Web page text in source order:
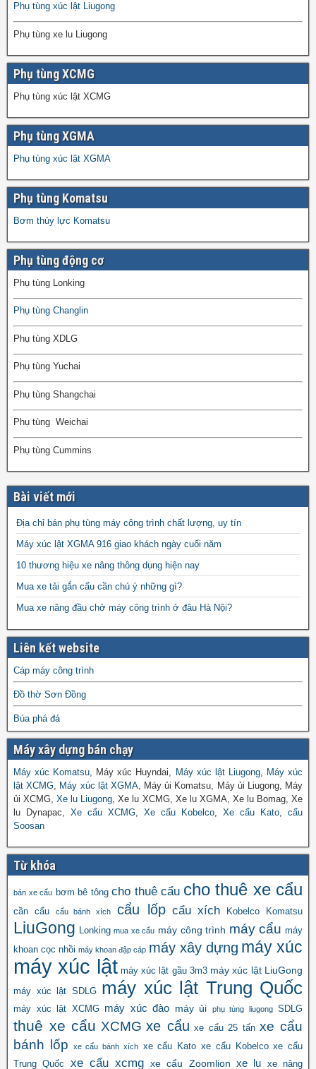
Phụ tùng xúc lật Liugong
Phụ tùng xe lu Liugong
Phụ tùng XCMG
Phụ tùng xúc lật XCMG
Phụ tùng XGMA
Phụ tùng xúc lật XGMA
Phụ tùng Komatsu
Bơm thủy lực Komatsu
Phụ tùng động cơ
Phụ tùng Lonking
Phụ tùng Changlin
Phụ tùng XDLG
Phụ tùng Yuchai
Phụ tùng Shangchai
Phụ tùng Weichai
Phụ tùng Cummins
Bài viết mới
Địa chỉ bán phụ tùng máy công trình chất lượng, uy tín
Máy xúc lật XGMA 916 giao khách ngày cuối năm
10 thương hiệu xe nâng thông dụng hiện nay
Mua xe tải gắn cẩu cần chú ý những gì?
Mua xe nâng đầu chở máy công trình ở đâu Hà Nội?
Liên kết website
Cáp máy công trình
Đồ thờ Sơn Đồng
Búa phá đá
Máy xây dựng bán chạy
Máy xúc Komatsu , Máy xúc Huyndai, Máy xúc lật Liugong,
Máy xúc
lật XCMG
Máy xúc lật XGMA, Máy ủi Komatsu, Máy ủi Liugong, Máy
ủi XCMG,Xe lu Liugong , Xe lu XCMG, Xe lu XGMA, Xe lu Bomag, Xe
lu Dynapac, Xe cẩu XCMG Xe cẩu Kobelco Xe cẩu Kato
cẩu
Soosan
Từ khóa
bán xe cẩu bơm bê tông cho thuê cẩu cho thuê xe cẩu
cần cẩu cẩu bánh xích cẩu lốp cẩu xích Kobelco Komatsu
LiuGong Lonking mua xe cẩu máy công trình máy cẩu máy
khoan cọc nhồi máy khoan đập cáp máy xây dựng máy xúc
máy xúc lật máy xúc lật gầu 3m3 máy xúc lật LiuGong
máy xúc lật SDLG máy xúc lật Trung Quốc
máy xúc lật XCMG máy xúc đào máy ủi phụ tùng liugong SDLG
thuê xe cẩu XCMG xe cẩu xe cẩu 25 tấn xe cẩu
bánh lốp
xe cẩu bánh xích xe cẩu Kato xe cẩu Kobelco xe cẩu
Trung Quốc
xe cẩu xcmg xe cẩu Zoomlion xe lu xe nâng